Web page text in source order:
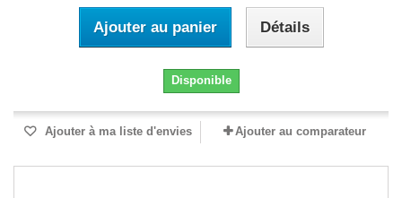
Ajouter au panier Détails
Disponible
Ajouter à ma liste d'envies Ajouter au comparateur